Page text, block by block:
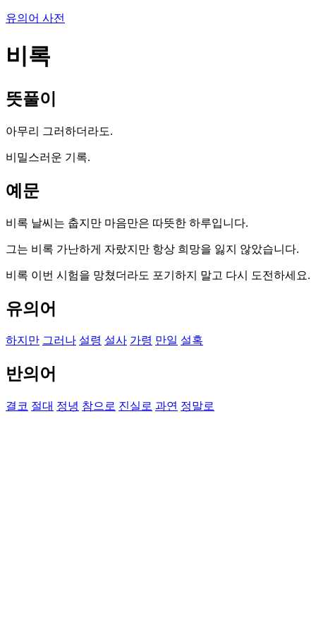
유의어 사전
비록
뜻풀이
아무리 그러하더라도.
비밀스러운 기록.
예문
비록 날씨는 춥지만 마음만은 따뜻한 하루입니다.
그는 비록 가난하게 자랐지만 항상 희망을 잃지 않았습니다.
비록 이번 시험을 망쳤더라도 포기하지 말고 다시 도전하세요.
유의어
하지만 그러나 설령 설사 가령 만일 설혹
반의어
결코 절대 정녕 참으로 진실로 과연 정말로